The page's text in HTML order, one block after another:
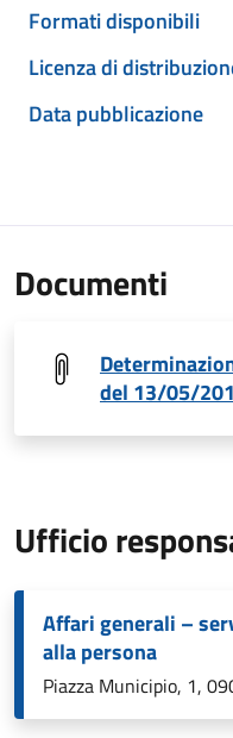
Formati disponibili
Licenza di
Data pubblicazione
Documenti
del 13/05/
Ufficio
Affari generali –
alla persona
Piazza Municipio, 1,